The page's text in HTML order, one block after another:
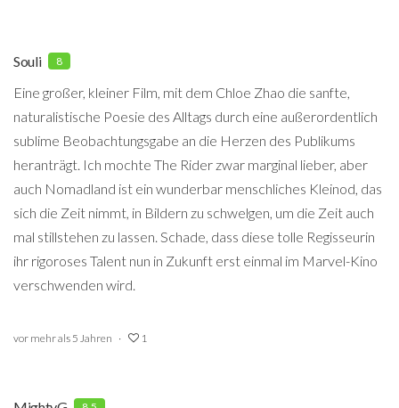
Souli 8
Eine großer, kleiner Film, mit dem Chloe Zhao die sanfte,
naturalistische Poesie des Alltags durch eine außerordentlich
sublime Beobachtungsgabe an die Herzen des Publikums
heranträgt. Ich mochte The Rider zwar marginal lieber, aber
auch Nomadland ist ein wunderbar menschliches Kleinod, das
sich die Zeit nimmt, in Bildern zu schwelgen, um die Zeit auch
mal stillstehen zu lassen. Schade, dass diese tolle Regisseurin
ihr rigoroses Talent nun in Zukunft erst einmal im Marvel-Kino
verschwenden wird.
vor mehr als 5 Jahren 1